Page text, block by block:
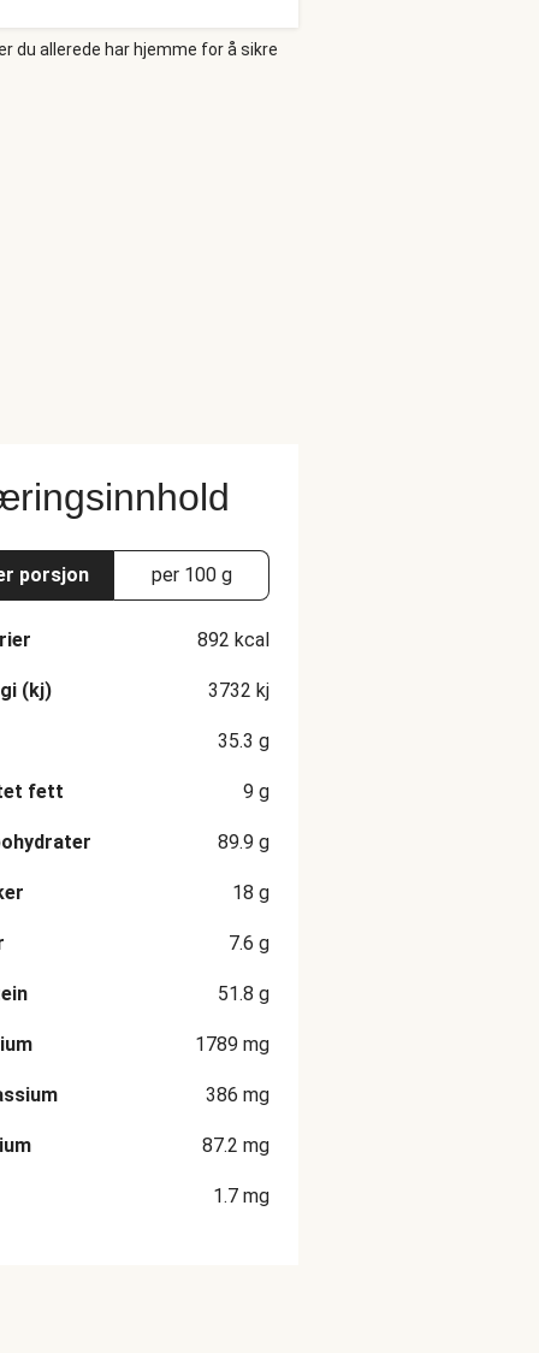
du allerede har hjemme for å sikre
porsjon per 100 g
892 kcal
(kj) 3732 kj
35.3 g
fett 9 g
89.9 g
18 g
7.6 g
51.8 g
1789 mg
386 mg
87.2 mg
1.7 mg